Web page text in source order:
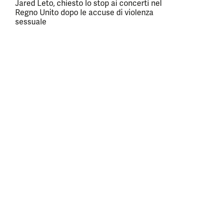
Jared Leto, chiesto lo stop ai concerti nel
Regno Unito dopo le accuse di violenza
sessuale